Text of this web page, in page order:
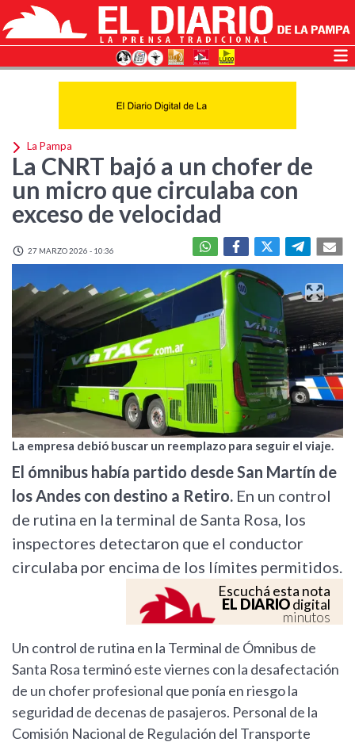
La Pampa
La CNRT bajó a un chofer de
un micro que circulaba con
exceso de velocidad
27 MARZO 2026 - 10:36
La empresa debió buscar un reemplazo para seguir el viaje.
El ómnibus había partido desde San Martín de
los Andes con destino a Retiro. En un control
de rutina en la terminal de Santa Rosa, los
inspectores detectaron que el conductor
circulaba por encima de los límites permitidos.
Escuchá esta nota
EL DIARIOdigital
minutos
Un control de rutina en la Terminal de Ómnibus de
Santa Rosa terminó este viernes con la desafectación
de un chofer profesional que ponía en riesgo la
seguridad de decenas de pasajeros. Personal de la
Comisión Nacional de Regulación del Transporte